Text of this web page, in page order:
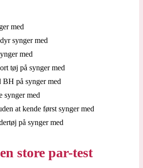
med
synger med
med
tøj på synger med
på synger med
synger med
at kende først synger med
på synger med
store par-test